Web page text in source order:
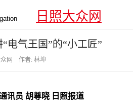
日照大众网
电气王国”的“小工匠”
众网 作者: 林坤
讯员 胡尊晓 日照报道